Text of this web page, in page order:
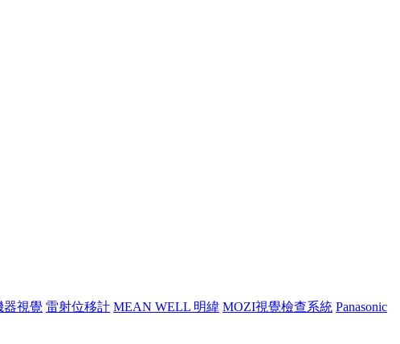
器視覺 雷射位移計 MEAN WELL 明緯 MOZI視覺檢查系統 Panasonic